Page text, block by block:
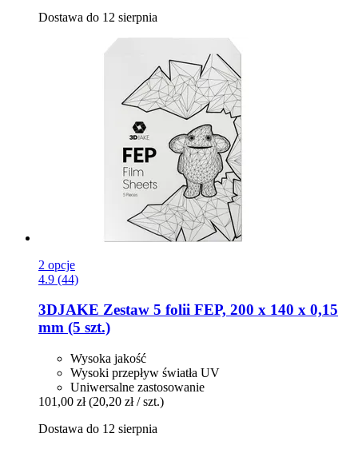
Dostawa do 12 sierpnia
2 opcje
4.9 (44)
3DJAKE Zestaw 5 folii FEP, 200 x 140 x 0,15
mm (5 szt.)
Wysoka jakość
Wysoki przepływ światła UV
Uniwersalne zastosowanie
101,00 zł (20,20 zł / szt.)
Dostawa do 12 sierpnia